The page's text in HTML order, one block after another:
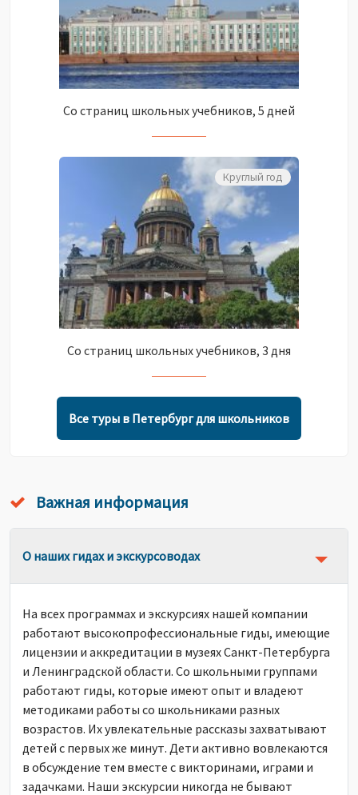
Со страниц школьных учебников, 5 дней
Круглый год
Со страниц школьных учебников, 3 дня
Все туры в Петербург для школьников
Важная информация
О наших гидах и экскурсоводах
На всех программах и экскурсиях нашей компании
работают высокопрофессиональные гиды, имеющие
лицензии и аккредитации в музеях Санкт-Петербурга
и Ленинградской области. Со школьными группами
работают гиды, которые имеют опыт и владеют
методиками работы со школьниками разных
возрастов. Их увлекательные рассказы захватывают
детей с первых же минут. Дети активно вовлекаются
в обсуждение тем вместе с викторинами, играми и
задачками. Наши экскурсии никогда не бывают